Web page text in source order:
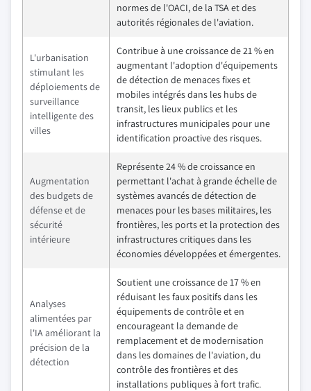
normes de l'OACI, de la TSA et des
autorités régionales de l'aviation.
L'urbanisation
stimulant les
déploiements de
surveillance
intelligente des
villes
Contribue à une croissance de 21 % en
augmentant l'adoption d'équipements
de détection de menaces fixes et
mobiles intégrés dans les hubs de
transit, les lieux publics et les
infrastructures municipales pour une
identification proactive des risques.
Augmentation
des budgets de
défense et de
sécurité
intérieure
Représente 24 % de croissance en
permettant l'achat à grande échelle de
systèmes avancés de détection de
menaces pour les bases militaires, les
frontières, les ports et la protection des
infrastructures critiques dans les
économies développées et émergentes.
Analyses
alimentées par
l'IA améliorant la
précision de la
détection
Soutient une croissance de 17 % en
réduisant les faux positifs dans les
équipements de contrôle et en
encourageant la demande de
remplacement et de modernisation
dans les domaines de l'aviation, du
contrôle des frontières et des
installations publiques à fort trafic.